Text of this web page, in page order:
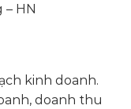
– HN
kinh doanh.
doanh thu